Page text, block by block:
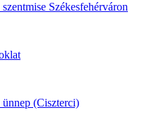
Székesfehérváron
(Ciszterci)